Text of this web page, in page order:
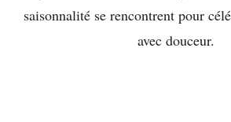
saisonnalité se rencontrent pour
avec douceur.